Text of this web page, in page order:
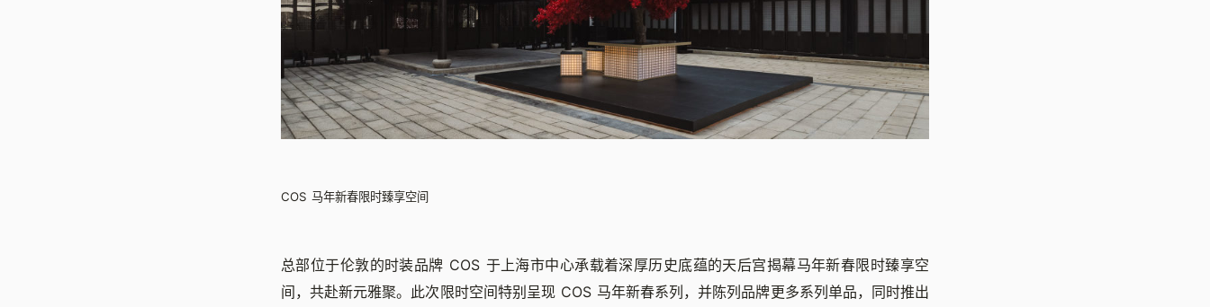
COS 马年新春限时臻享空间
总部位于伦敦的时装品牌 COS 于上海市中心承载着深厚历史底蕴的天后宫揭幕马年新春限时臻享空
间，共赴新元雅聚。此次限时空间特别呈现 COS 马年新春系列，并陈列品牌更多系列单品，同时推出